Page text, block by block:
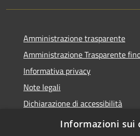
Amministrazione trasparente
Amministrazione Trasparente
Informativa privacy
Note legali
Dichiarazione di accessibilità
Meccanismo di feedback
Informazioni sui